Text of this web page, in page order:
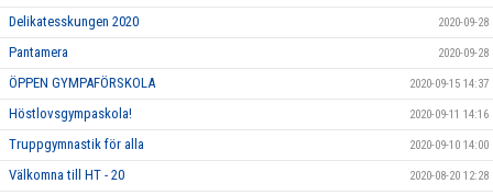
Delikatesskungen 2020 2020-09-28
Pantamera 2020-09-28
ÖPPEN GYMPAFÖRSKOLA 2020-09-15 14:37
Höstlovsgympaskola! 2020-09-11 14:16
Truppgymnastik för alla 2020-09-10 14:00
Välkomna till HT - 20 2020-08-20 12:28